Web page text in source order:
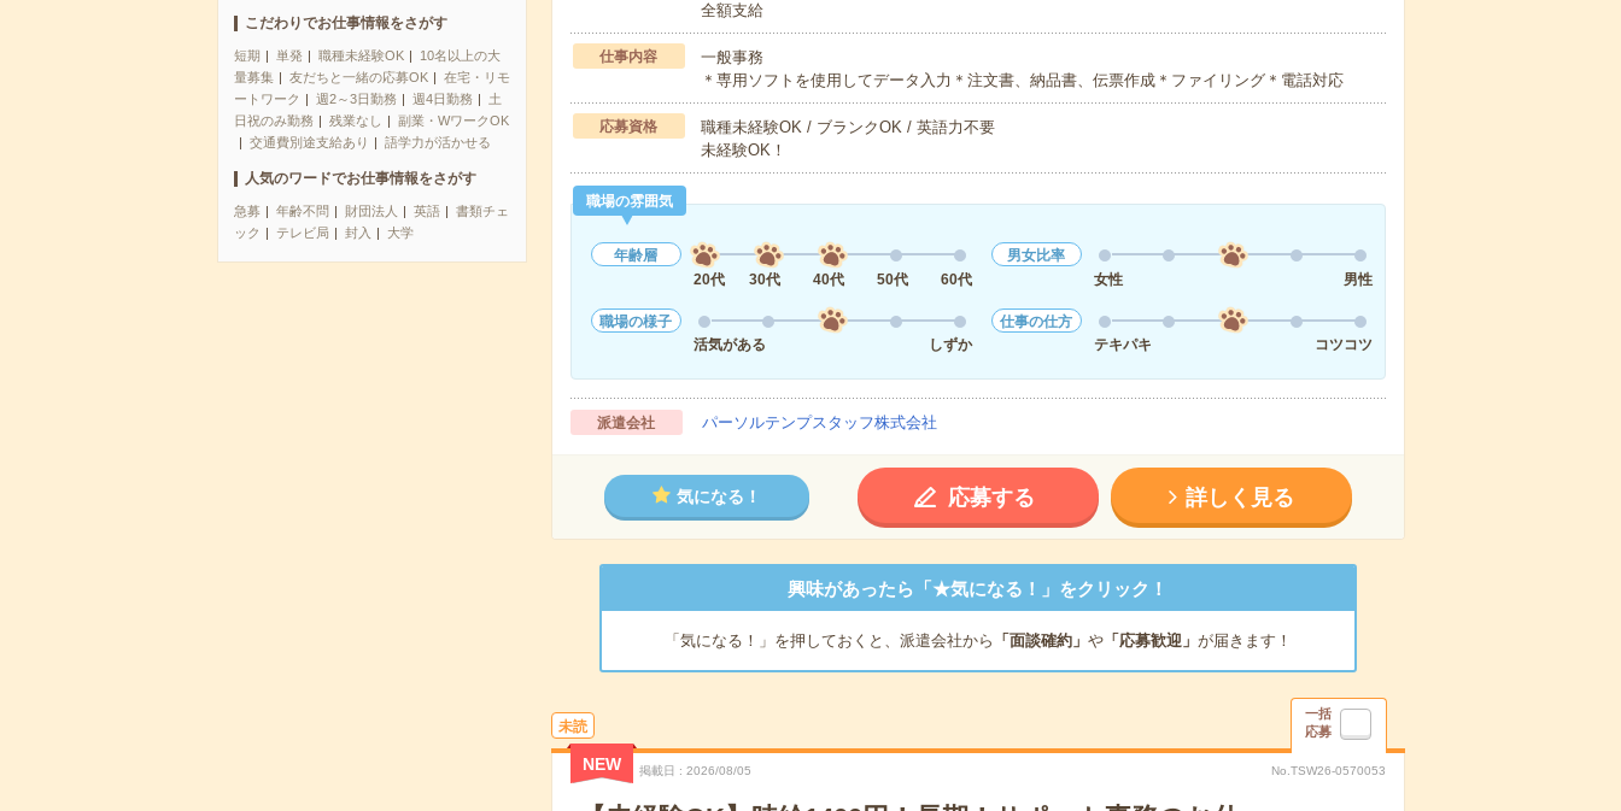
こだわりでお仕事情報をさがす
短期 単発 職種未経験OK
10名以上の大
量募集
友だちと一緒の応募OK
在宅・リモ
ートワーク
週2～3日勤務 週4日勤務
土
日祝のみ勤務
残業なし
副業・WワークOK
交通費別途支給あり
語学力が活かせる
人気のワードでお仕事情報をさがす
急募 年齢不問 財団法人 英語
書類チェ
ック
テレビ局 封入 大学
全額支給
仕事内容
一般事務
＊専用ソフトを使用してデータ入力＊注文書、納品書、伝票作成＊ファイリング＊電話対応
応募資格
職種未経験OK / ブランクOK / 英語力不要
未経験OK！
職場の雰囲気
年齢層
20代
30代 40代 50代 60代
男女比率
女性
男性
職場の様子
活気がある
しずか
仕事の仕方
テキパキ
コツコツ
派遣会社 パーソルテンプスタッフ株式会社
気になる！ 応募する 詳しく見る
興味があったら「★気になる！」をクリック！
「気になる！」を押しておくと、派遣会社から 「面談確約」 や「応募歓迎」 が届きます！
未読
一括
応募
NEW 掲載日 2026/08/05 No.TSW26-0570053